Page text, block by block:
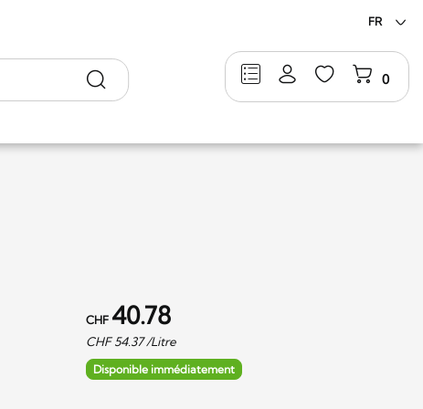
FR
0
Rechercher
CHF 40.78
CHF54.37/Litre
Disponible immédiatement